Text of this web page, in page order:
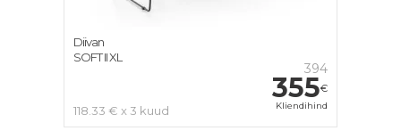
394
355€
Kliendihind
118.33 € x 3 kuud
Diivan
SOFT II XL